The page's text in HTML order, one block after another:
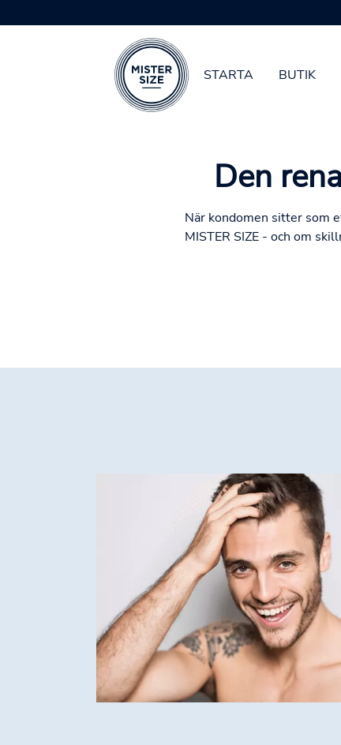
STARTA BUTIK
Den
När kondomen sitter som
MISTER SIZE - och om